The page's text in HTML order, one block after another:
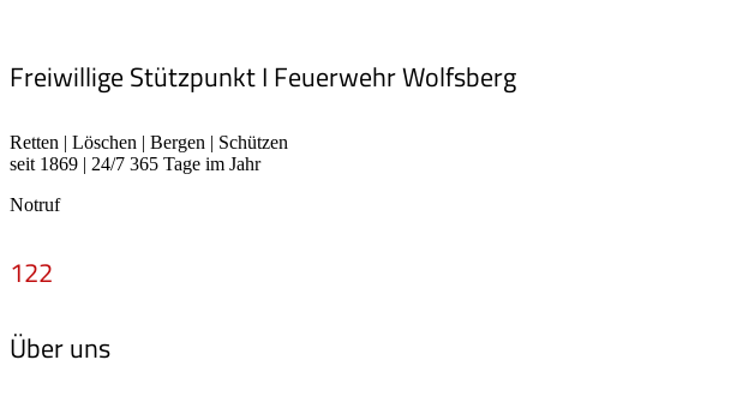
Freiwillige Stützpunkt I Feuerwehr Wolfsberg
Retten | Löschen | Bergen | Schützen
seit 1869 | 24/7 365 Tage im Jahr
Notruf
122
Über uns